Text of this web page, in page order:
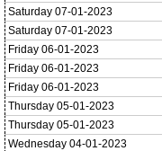
Saturday 07-01-2023
Saturday 07-01-2023
Friday 06-01-2023
Friday 06-01-2023
Friday 06-01-2023
Thursday 05-01-2023
Thursday 05-01-2023
Wednesday 04-01-2023